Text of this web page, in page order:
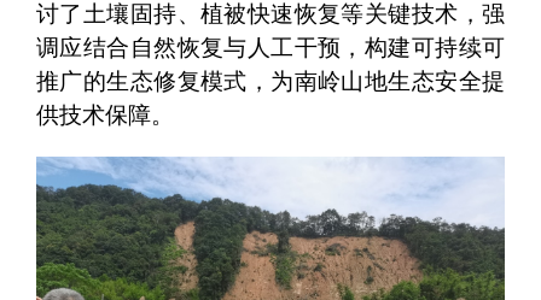
讨了土壤固持、植被快速恢复等关键技术，强
调应结合自然恢复与人工干预，构建可持续可
推广的生态修复模式，为南岭山地生态安全提
供技术保障。